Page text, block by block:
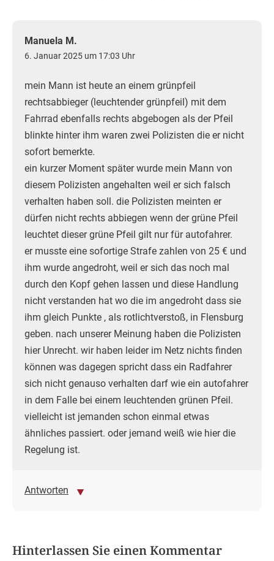
Manuela M.
6. Januar 2025 um 17:03 Uhr
mein Mann ist heute an einem grünpfeil
rechtsabbieger (leuchtender grünpfeil) mit dem
Fahrrad ebenfalls rechts abgebogen als der Pfeil
blinkte hinter ihm waren zwei Polizisten die er nicht
sofort bemerkte.
ein kurzer Moment später wurde mein Mann von
diesem Polizisten angehalten weil er sich falsch
verhalten haben soll. die Polizisten meinten er
dürfen nicht rechts abbiegen wenn der grüne Pfeil
leuchtet dieser grüne Pfeil gilt nur für autofahrer.
er musste eine sofortige Strafe zahlen von 25 € und
ihm wurde angedroht, weil er sich das noch mal
durch den Kopf gehen lassen und diese Handlung
nicht verstanden hat wo die im angedroht dass sie
ihm gleich Punkte , als rotlichtverstoß, in Flensburg
geben. nach unserer Meinung haben die Polizisten
hier Unrecht. wir haben leider im Netz nichts finden
können was dagegen spricht dass ein Radfahrer
sich nicht genauso verhalten darf wie ein autofahrer
in dem Falle bei einem leuchtenden grünen Pfeil.
vielleicht ist jemanden schon einmal etwas
ähnliches passiert. oder jemand weiß wie hier die
Regelung ist.
Antworten
Hinterlassen Sie einen Kommentar